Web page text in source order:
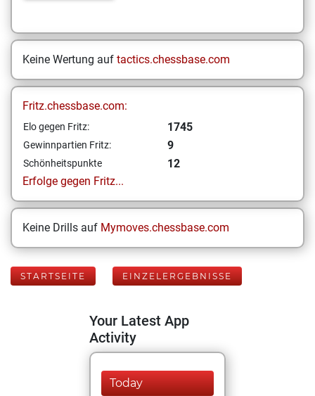
Keine Wertung auf tactics.chessbase.com
Fritz.chessbase.com:
Elo gegen Fritz: 1745
Gewinnpartien Fritz: 9
Schönheitspunkte
12
Erfolge gegen Fritz...
Keine Drills auf Mymoves.chessbase.com
STARTSEITE EINZELERGEBNISSE
Your Latest App
Activity
Today